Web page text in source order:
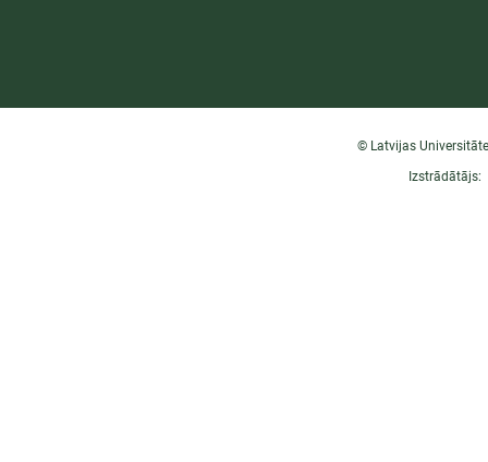
© Latvijas
Izstrādātājs: